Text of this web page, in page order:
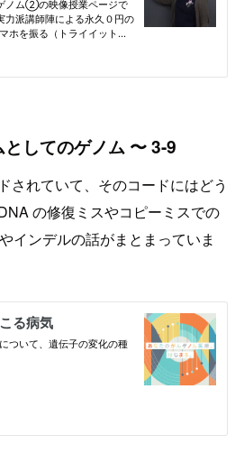
してのゲノム 〜 3-9
されていて、そのコードにはどう
の修復ミスやコピーミスでの
インデルの話がまとまっていま